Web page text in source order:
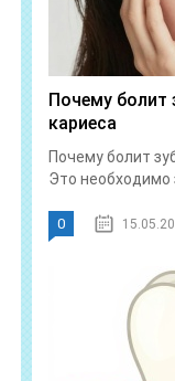
Почему болит
кариеса
Почему болит
Это необходимо
0